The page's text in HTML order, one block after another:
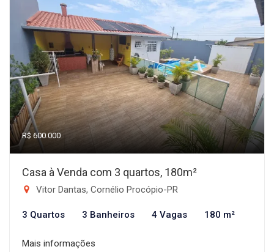
R$ 600.000
Casa à Venda com 3 quartos, 180m²
Vitor Dantas, Cornélio Procópio-PR
3 Quartos 3 Banheiros 4 Vagas 180 m²
Mais informações